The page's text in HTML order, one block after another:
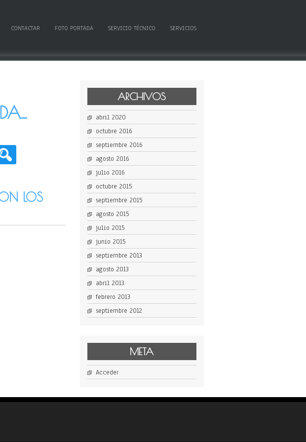
CONTACTAR FOTO PORTADA SERVICIO TÉCNICO SERVICIOS
LOS
ARCHIVOS
abril 2020
octubre 2016
septiembre 2016
agosto 2016
julio 2016
octubre 2015
septiembre 2015
agosto 2015
julio 2015
junio 2015
septiembre 2013
agosto 2013
abril 2013
febrero 2013
septiembre 2012
META
Acceder